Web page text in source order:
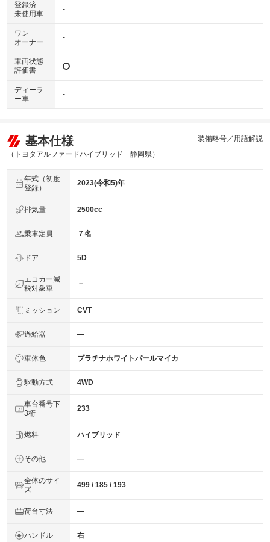
登録済
未使用車
-
ワン
オーナー
-
車両状態
評価書
ディーラ
ー車
-
基本仕様
（トヨタアルファードハイブリッド 静岡県）
装備略号／用語解説
年式（初度
登録）
2023(令和5)年
排気量 2500cc
乗車定員 ７名
ドア 5D
エコカー減
税対象車
－
ミッション CVT
過給器 ―
車体色 プラチナホワイトパールマイカ
駆動方式 4WD
車台番号下
3桁
233
燃料 ハイブリッド
その他 ―
全体のサイ
ズ
499 / 185 / 193
荷台寸法 ―
ハンドル 右